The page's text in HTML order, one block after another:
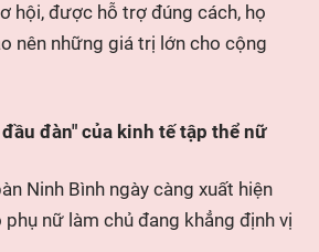
hội, được hỗ trợ đúng cách, họ
nên những giá trị lớn cho cộng
đàn" của kinh tế tập thể nữ
Ninh Bình ngày càng xuất hiện
nữ làm chủ đang khẳng định vị